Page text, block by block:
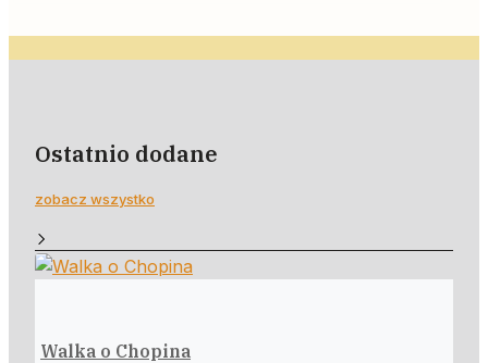
Ostatnio dodane
zobacz wszystko
Walka o Chopina